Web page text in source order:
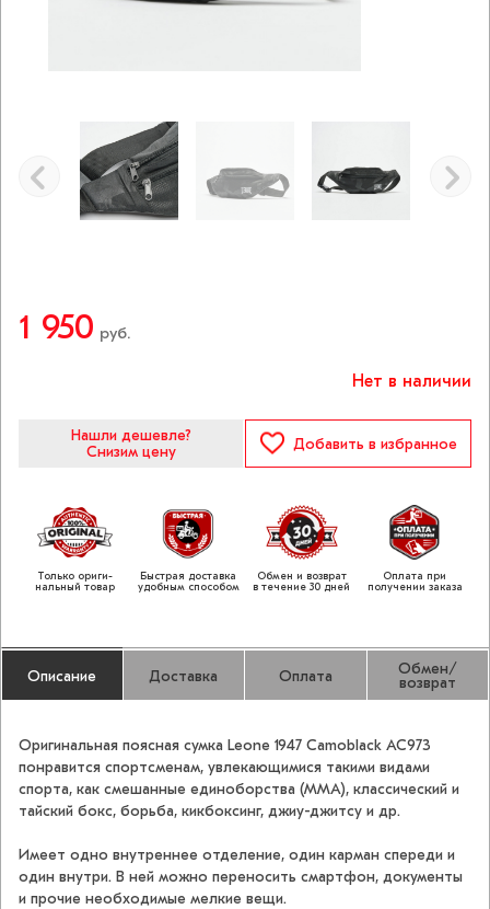
1 950 руб.
Нет в наличии
Нашли дешевле?
Снизим цену
Добавить в избранное
Только ориги­
нальный товар
Быстрая доставка
удобным способом
Обмен и возврат
в течение 30 дней
Оплата при
получении заказа
Описание Доставка Оплата Обмен/
возврат
Оригинальная поясная сумка Leone 1947 Camoblack AC973
понравится спортсменам, увлекающимися такими видами
спорта, как смешанные единоборства (ММА), классический и
тайский бокс, борьба, кикбоксинг, джиу-джитсу и др.
Имеет одно внутреннее отделение, один карман спереди и
один внутри. В ней можно переносить смартфон, документы
и прочие необходимые мелкие вещи.